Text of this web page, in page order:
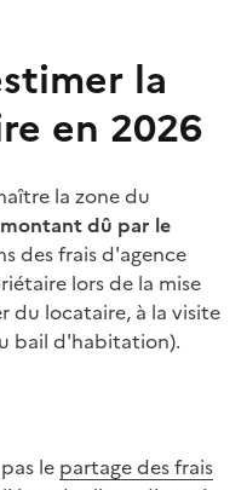
la
en 2026
la zone du
dû par le
des frais d'agence
lors de la mise
du locataire, à la visite
bail d'habitation).
le partage des frais